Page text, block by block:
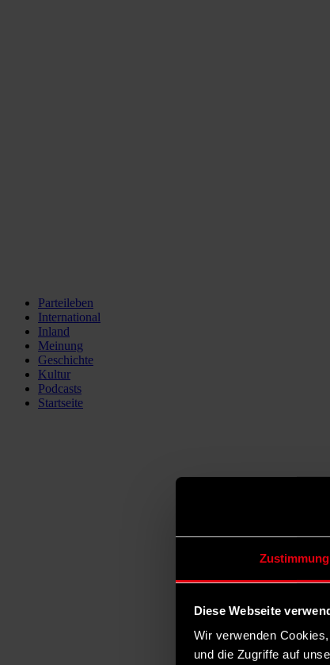
Zustimmung
Diese Webseite
Wir verwenden
und die Zugriffe auf
Parteileben
International
Inland
Meinung
Geschichte
Kultur
Podcasts
Startseite